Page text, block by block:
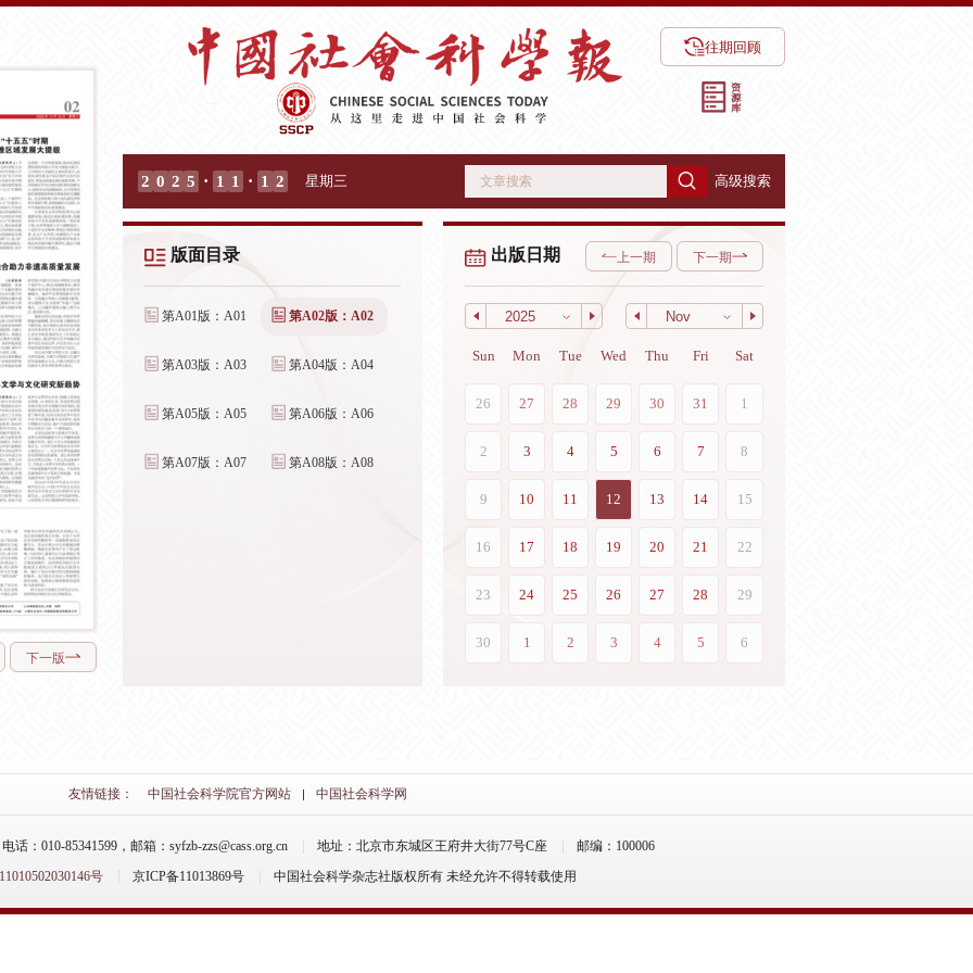
下一版
往期回顾
2 0 2 5 · 1 1 · 1 2 星期三 高级搜索
版面目录
第A01版：A01 第A02版：A02
第A03版：A03 第A04版：A04
第A05版：A05 第A06版：A06
第A07版：A07 第A08版：A08
出版日期 上一期 下一期
友情链接： 中国社会科学院官方网站 中国社会科学网
：010-85341599，邮箱：syfzb-zzs@cass.org.cn 地址：北京市东城区王府井大街77号C座
邮编：100006
号
京ICP备11013869号 中国社会科学杂志社版权所有 未经允许不得转载使用